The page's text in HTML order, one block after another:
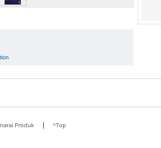
Produk | ^Top